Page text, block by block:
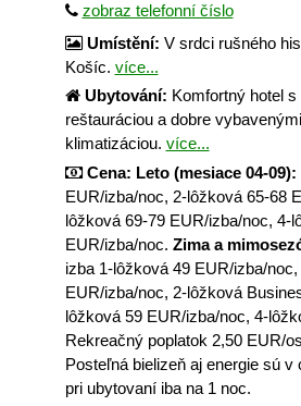
zobraz telefonní číslo
Umístění: V srdci rušného
Košíc. více...
Ubytování: Komfortný hotel s
reštauráciou a dobre
klimatizáciou. více...
Cena: Leto (mesiace 04-09):
EUR/izba/noc, 2-lôžková 65-68
lôžková 69-79 EUR/izba/noc, 4-
EUR/izba/noc. Zima a
izba 1-lôžková 49 EUR/izba/
EUR/izba/noc, 2-lôžková
lôžková 59 EUR/izba/noc, 4-
Rekreačný poplatok 2,50 EUR/
Posteľná bielizeň aj energie sú v
pri ubytovaní iba na 1 noc.